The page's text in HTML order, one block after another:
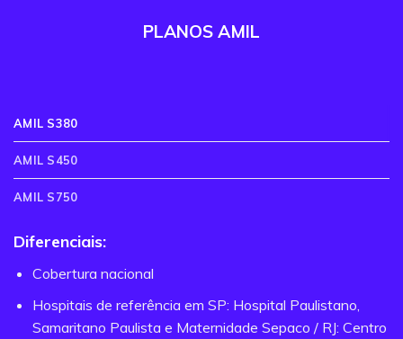
PLANOS AMIL
AMIL S380
AMIL S450
AMIL S750
Diferenciais:
Cobertura nacional
Hospitais de referência em SP: Hospital Paulistano,
Samaritano Paulista e Maternidade Sepaco / RJ: Centro